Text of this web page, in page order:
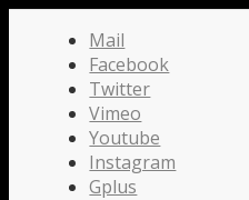
Mail
Facebook
Twitter
Vimeo
Youtube
Instagram
Gplus